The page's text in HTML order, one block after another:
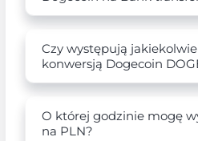
Czy występują
konwersją Dogecoin
O której godzinie mogę
na PLN?